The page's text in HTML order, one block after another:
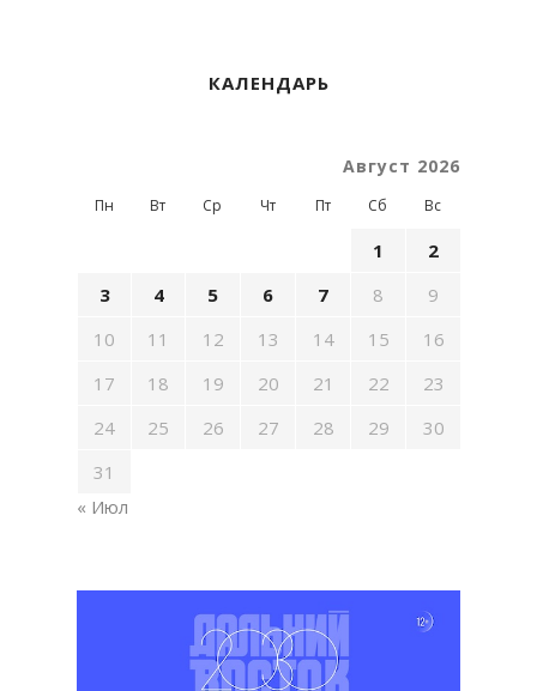
КАЛЕНДАРЬ
Август 2026
Пн Вт Ср Чт Пт Сб Вс
1
2
3
4 5 6 7 8
9
10
11 12 13 14 15
16
17
18 19 20 21 22
23
24
25 26 27 28 29
30
31
« Июл